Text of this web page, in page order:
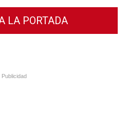
LA PORTADA
Publicidad